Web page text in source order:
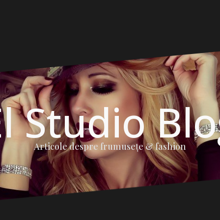
Studio
Articole despre frumuseţe & fashion